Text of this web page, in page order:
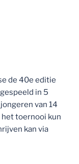
de 40e editie
in 5
van 14
toernooi kun
kan via